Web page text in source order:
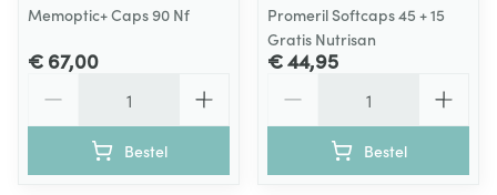
Memoptic+ Caps 90 Nf
€ 67,00
Bestel
Promeril Softcaps 45 + 15
Gratis Nutrisan
€ 44,95
Bestel